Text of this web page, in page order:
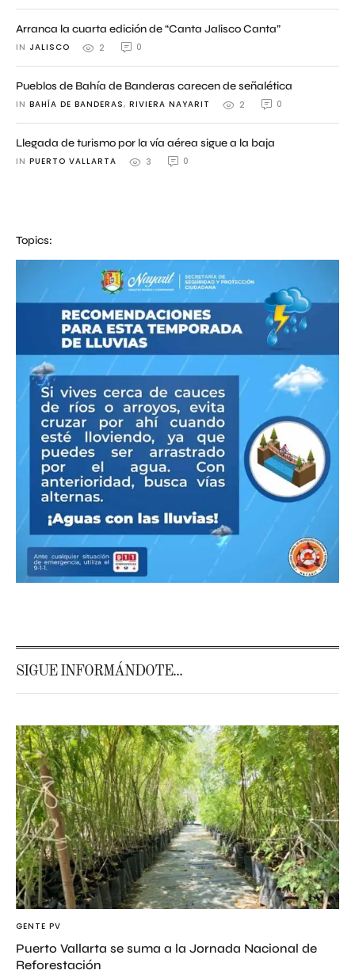
Arranca la cuarta edición de “Canta Jalisco Canta”
IN JALISCO 2 0
Pueblos de Bahía de Banderas carecen de señalética
IN BAHÍA DE BANDERAS, RIVIERA NAYARIT 2 0
Llegada de turismo por la vía aérea sigue a la baja
IN PUERTO VALLARTA 3 0
Topics:
SIGUE INFORMÁNDOTE...
GENTE PV
Puerto Vallarta se suma a la Jornada Nacional de
Reforestación